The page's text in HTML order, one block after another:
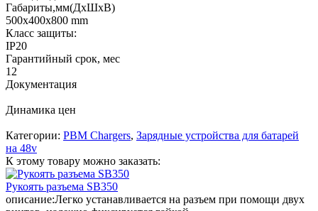
Габариты,мм(ДхШхВ)
500x400x800 mm
Класс защиты:
IP20
Гарантийный срок, мес
12
Документация
Динамика цен
Категории: PBM Chargers, Зарядные устройства для батарей
на 48v
К этому товару можно заказать:
Рукоять разъема SB350
описание:Легко устанавливается на разъем при помощи двух